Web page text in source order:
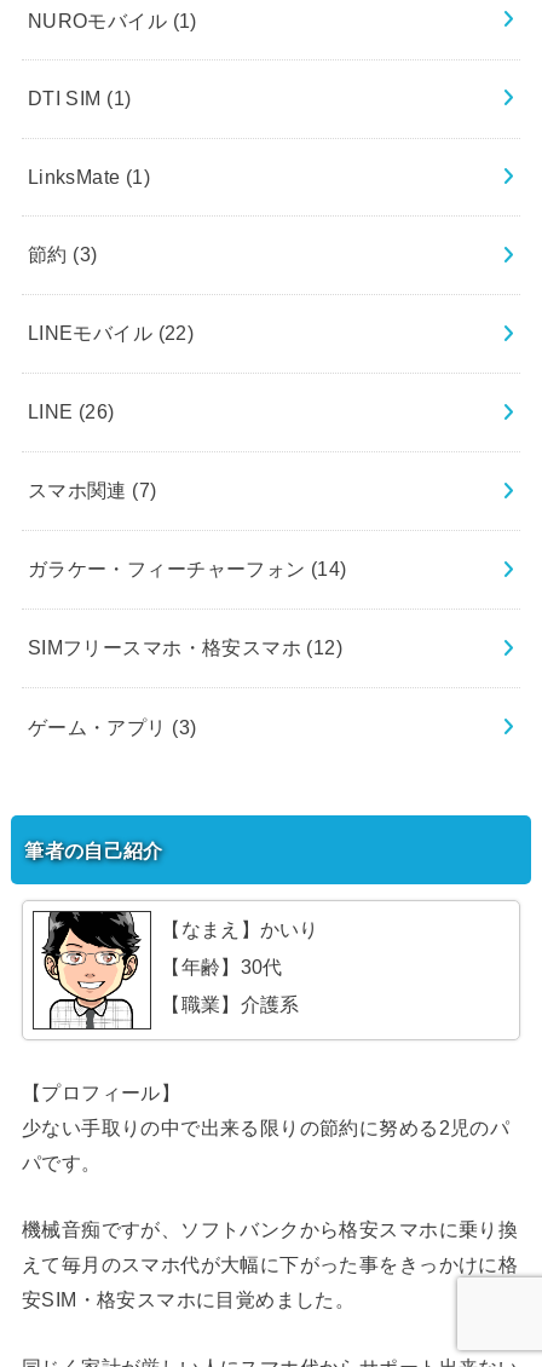
NUROモバイル (1)
DTI SIM (1)
LinksMate (1)
節約 (3)
LINEモバイル (22)
LINE (26)
スマホ関連 (7)
ガラケー・フィーチャーフォン (14)
SIMフリースマホ・格安スマホ (12)
ゲーム・アプリ (3)
筆者の自己紹介
【なまえ】かいり
【年齢】30代
【職業】介護系
【プロフィール】
少ない手取りの中で出来る限りの節約に努める2児のパ
パです。
機械音痴ですが、ソフトバンクから格安スマホに乗り換
えて毎月のスマホ代が大幅に下がった事をきっかけに格
安SIM・格安スマホに目覚めました。